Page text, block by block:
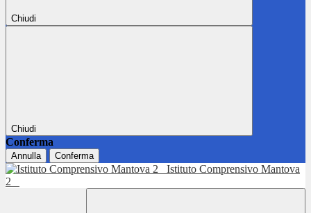
Chiudi
Chiudi
Conferma
Annulla Conferma
Istituto Comprensivo Mantova
2